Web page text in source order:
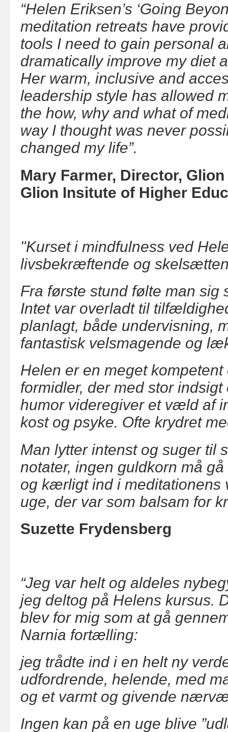
“Helen Eriksen’s ‘Going
meditation retreats have
tools I need to gain personal
dramatically improve my diet
Her warm, inclusive and
leadership style has allowed
the how, why and what of
way I thought was never
changed my life”.
Mary Farmer, Director,
Glion Insitute of Higher
"Kurset i mindfulness ved
livsbekræftende og
Fra første stund følte man sig
Intet var overladt til
planlagt, både undervisning,
fantastisk velsmagende og
Helen er en meget
formidler, der med stor
humor videregiver et væld af
kost og psyke. Ofte krydret
Man lytter intenst og suger til
notater, ingen guldkorn må
og kærligt ind i meditationens
uge, der var som balsam for
Suzette Frydensberg
“Jeg var helt og aldeles
jeg deltog på Helens kursus.
blev for mig som at gå
Narnia fortælling:
jeg trådte ind i en helt ny
udfordrende, helende, med
og et varmt og givende
Ingen kan på en uge blive